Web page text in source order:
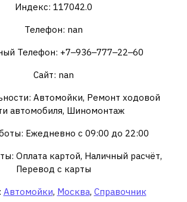
Индекс: 117042.0
Телефон: nan
Телефон: +7‒936‒777‒22‒60
Сайт: nan
Автомойки, Ремонт ходовой
автомобиля, Шиномонтаж
Ежедневно с 09:00 до 22:00
Оплата картой, Наличный расчёт,
Перевод с карты
Автомойки, Москва, Справочник